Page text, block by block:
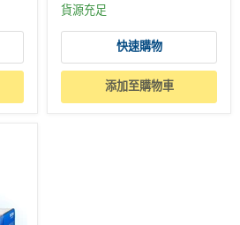
貨源充足
快速購物
添加至購物車